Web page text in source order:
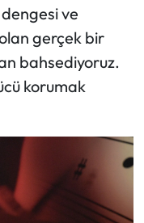
ve
gerçek bir
bahsediyoruz.
korumak